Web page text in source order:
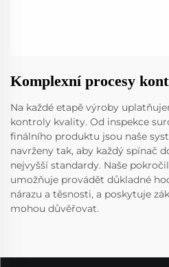
Komplexní procesy
Na každé etapě výroby
kontroly kvality. Od inspekce
finálního produktu jsou naše
navrženy tak, aby každý spínač
nejvyšší standardy. Naše
umožňuje provádět důkladné
nárazu a těsnosti, a poskytuje
mohou důvěřovat.